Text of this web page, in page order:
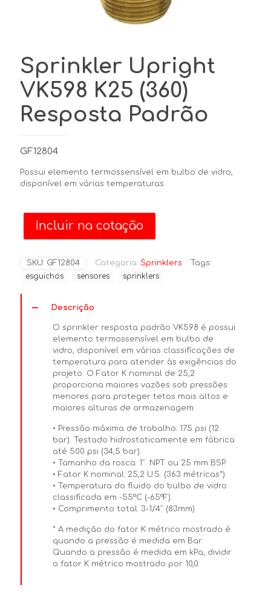
Sprinkler Upright
VK598 K25 (360)
Resposta Padrão
GF12804
Possui elemento termossensível em bulbo de vidro,
disponível em várias temperaturas.
Incluir na cotação
SKU: GF12804 Categoria: Sprinklers Tags:
esguichos sensores sprinklers
Descrição
O sprinkler resposta padrão VK598 é possui
elemento termossensível em bulbo de
vidro, disponível em várias classificações de
temperatura para atender às exigências do
projeto. O Fator K nominal de 25,2
proporciona maiores vazões sob pressões
menores para proteger tetos mais altos e
maiores alturas de armazenagem.
• Pressão máxima de trabalho: 175 psi (12
bar). Testado hidrostaticamente em fábrica
até 500 psi (34,5 bar).
• Tamanho da rosca: 1″. NPT ou 25 mm BSP.
• Fator K nominal: 25,2 U.S. (363 métricas*).
• Temperatura do fluido do bulbo de vidro
classificada em -55°C (-65°F).
• Comprimento total: 3-1/4″ (83mm)
* A medição do fator K métrico mostrado é
quando a pressão é medida em Bar.
Quando a pressão é medida em kPa, dividir
o fator K métrico mostrado por 10,0.